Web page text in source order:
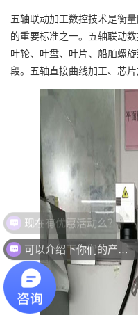
五轴联动加工数控技术是衡
的重要标准之一。五轴联动
叶轮、叶盘、叶片、船舶螺
段。五轴直接曲线加工、芯
可以介绍下你们的产品么？
现在有优惠活动么？